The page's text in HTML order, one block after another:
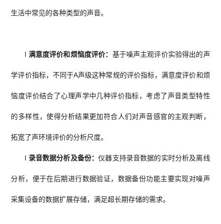
生活中常见的各种类型的声音。
l 满意度评价和烦恼度评价： 基于噪声主观评价实验得出的声
学评价指标，不同于A声级这种常规的评价指标，满意度评价和烦
恼度评价结合了心理声学中几种评价指标，考虑了声音类型特性
的多样性，使得分析结果更加符合人们对声音感官的主观判断，
拓宽了声环境评价的分析尺度。
l 录音数据分析及备份：仪器支持录音数据的实时分析及离线
分析，便于在后期进行数据验证，数据备份功能主要实现对噪声
采集设备的数据扩展存储，满足超长期存储的需求。